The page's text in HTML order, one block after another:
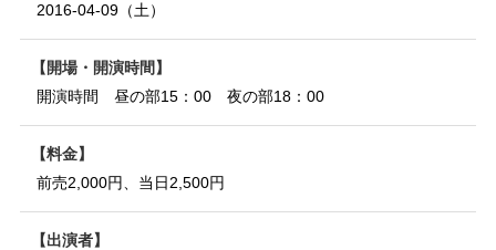
2016-04-09（土）
開場・開演時間
開演時間 昼の部15：00 夜の部18：00
料金
前売2,000円、当日2,500円
出演者